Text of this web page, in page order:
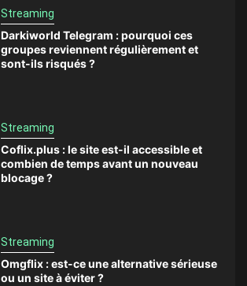
Streaming
Darkiworld Telegram : pourquoi ces
groupes reviennent régulièrement et
sont-ils risqués ?
Streaming
Coflix.plus : le site est-il accessible et
combien de temps avant un nouveau
blocage ?
Streaming
Omgflix : est-ce une alternative sérieuse
ou un site à éviter ?